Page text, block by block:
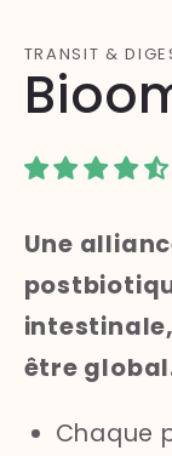
TRANSIT &
Une
être
Chaque